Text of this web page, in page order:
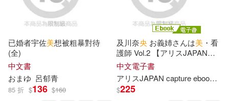
C-Paradiseガールズ(193)
伍美珍（主編）(176)
朱光潛(176)
上海譯文出版社(1429)
社會科學文獻出版社(1339)
譯林出版社(1298)
現在可購買商品(100015)
作者/演唱/譯/編/繪(103)
價格
範圍
已婚者宇佐美想被粗暴對待
(全)
中文書
おまゆ 呂郁青
85 折 $136 $160
及川奈央 お義姉さんは美 ・看
護師 Vol.2 【アリスJAPAN
capture ebook デジタルリマス
ター版】 (電子書)
中文電子書
アリスJAPAN capture ebook
$225